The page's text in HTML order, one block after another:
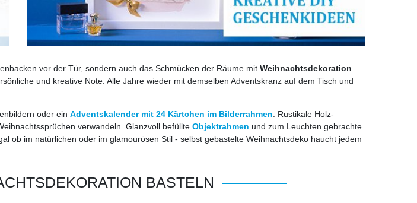
vor der Tür, sondern auch das Schmücken der Räume mit Weihnachtsdekoration
und kreative Note. Alle Jahre wieder mit demselben Adventskranz auf dem Tisch und
oder ein Adventskalender mit 24 Kärtchen im Bilderrahmen . Rustikale Holz-
verwandeln. Glanzvoll befüllte Objektrahmen und zum Leuchten gebrachte
ob im natürlichen oder im glamourösen Stil - selbst gebastelte Weihnachtsdeko haucht jedem
BASTELN